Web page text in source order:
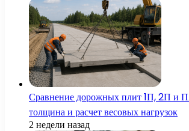
Сравнение дорожных плит 1П, 2П и
толщина и расчет весовых нагрузок
2 недели назад